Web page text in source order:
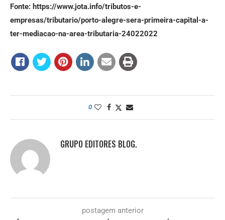
Fonte: https://www.jota.info/tributos-e-
empresas/tributario/porto-alegre-sera-primeira-capital-a-
ter-mediacao-na-area-tributaria-24022022
0
GRUPO EDITORES BLOG.
postagem anterior